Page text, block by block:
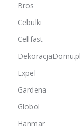
Bros
Cebulki
Cellfast
DekoracjaDomu.pl
Expel
Gardena
Globol
Hanmar